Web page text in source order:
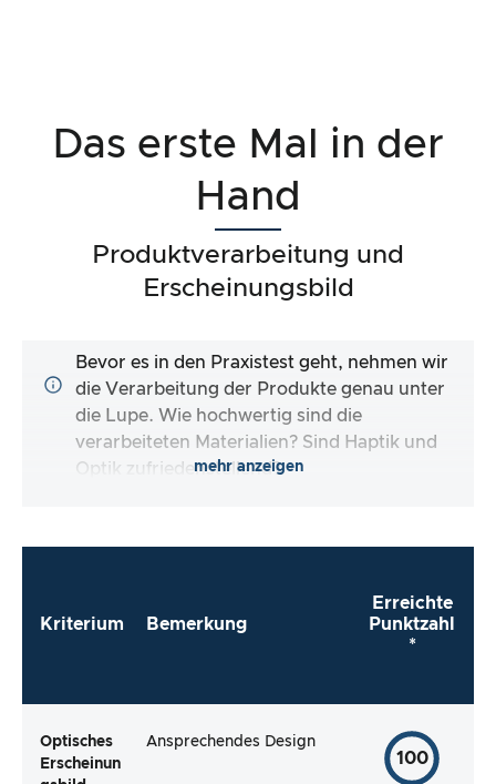
Das erste Mal in der
Hand
Produktverarbeitung und
Erscheinungsbild
Bevor es in den Praxistest geht, nehmen wir
die Verarbeitung der Produkte genau unter
die Lupe. Wie hochwertig sind die
verarbeiteten Materialien? Sind Haptik und
Optik zufriedenstellend?
mehr anzeigen
Kriterium Bemerkung
Erreichte
Punktzahl
*
Optisches
Erscheinun
Ansprechendes Design
100